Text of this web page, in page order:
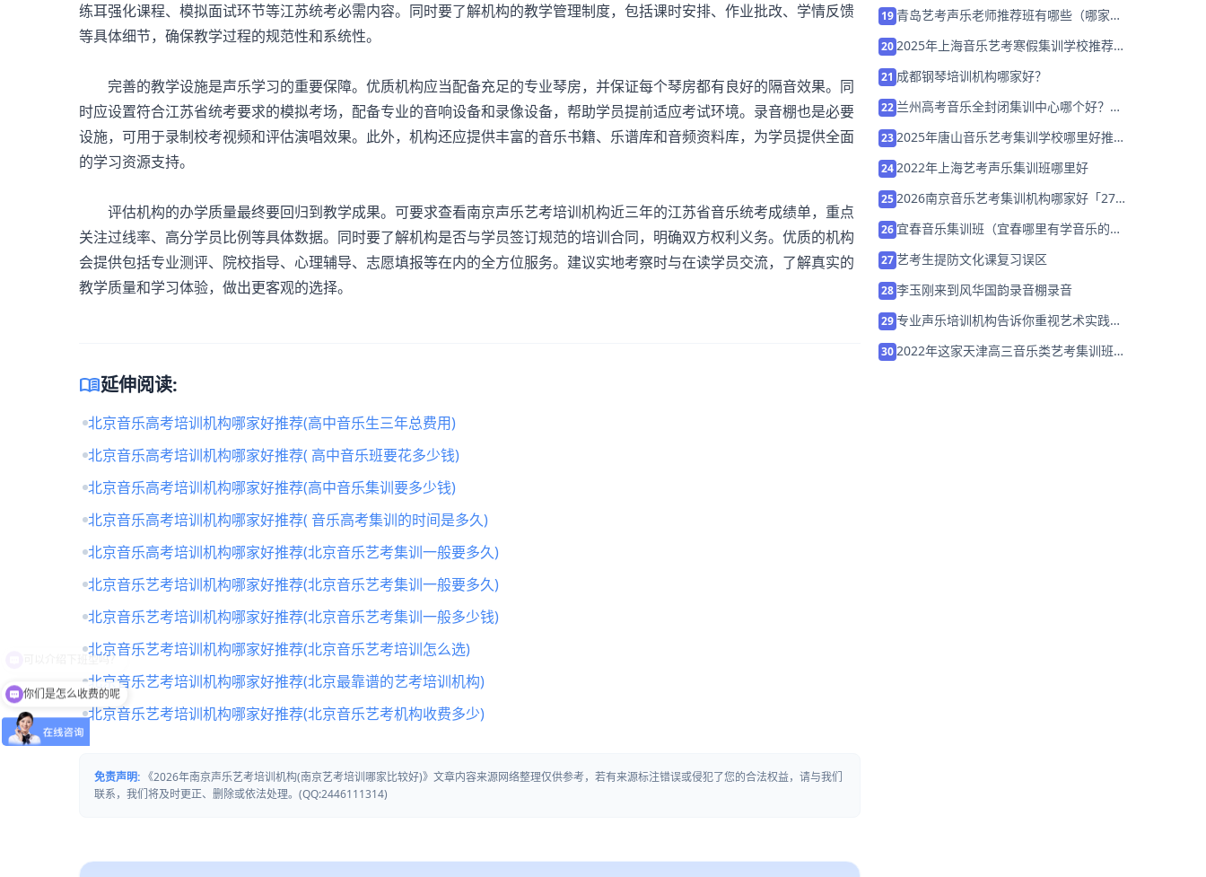
练耳强化课程、模拟面试环节等江苏统考必需内容。同时要了解机构的教学管理制度，包括课时安排、作业批改、学情反馈
等具体细节，确保教学过程的规范性和系统性。
完善的教学设施是声乐学习的重要保障。优质机构应当配备充足的专业琴房，并保证每个琴房都有良好的隔音效果。同
时应设置符合江苏省统考要求的模拟考场，配备专业的音响设备和录像设备，帮助学员提前适应考试环境。录音棚也是必要
设施，可用于录制校考视频和评估演唱效果。此外，机构还应提供丰富的音乐书籍、乐谱库和音频资料库，为学员提供全面
的学习资源支持。
评估机构的办学质量最终要回归到教学成果。可要求查看南京声乐艺考培训机构近三年的江苏省音乐统考成绩单，重点
关注过线率、高分学员比例等具体数据。同时要了解机构是否与学员签订规范的培训合同，明确双方权利义务。优质的机构
会提供包括专业测评、院校指导、心理辅导、志愿填报等在内的全方位服务。建议实地考察时与在读学员交流，了解真实的
教学质量和学习体验，做出更客观的选择。
menu_book延伸阅读:
北京音乐高考培训机构哪家好推荐(高中音乐生三年总费用)
北京音乐高考培训机构哪家好推荐( 高中音乐班要花多少钱)
北京音乐高考培训机构哪家好推荐(高中音乐集训要多少钱)
北京音乐高考培训机构哪家好推荐( 音乐高考集训的时间是多久)
北京音乐高考培训机构哪家好推荐(北京音乐艺考集训一般要多久)
北京音乐艺考培训机构哪家好推荐(北京音乐艺考集训一般要多久)
北京音乐艺考培训机构哪家好推荐(北京音乐艺考集训一般多少钱)
北京音乐艺考培训机构哪家好推荐(北京音乐艺考培训怎么选)
北京音乐艺考培训机构哪家好推荐(北京最靠谱的艺考培训机构)
北京音乐艺考培训机构哪家好推荐(北京音乐艺考机构收费多少)
免责声明: 《2026年南京声乐艺考培训机构(南京艺考培训哪家比较好)》文章内容来源网络整理仅供参考，若有来源标注错误或侵犯了您的合法权益，请与我们
联系，我们将及时更正、删除或依法处理。(QQ:2446111314)
19青岛艺考声乐老师推荐班有哪些（哪家
202025年上海音乐艺考寒假集训学校推荐
21 成都钢琴培训机构哪家好？
22 兰州高考音乐全封闭集训中心哪个好？该
232025年唐山音乐艺考集训学校哪里好推荐
242022年上海艺考声乐集训班哪里好
252026南京音乐艺考集训机构哪家好「27
26 宜春音乐集训班（宜春哪里有学音乐的地
27艺考生提防文化课复习误区
28李玉刚来到风华国韵录音棚录音
29专业声乐培训机构告诉你重视艺术实践在
302022年这家天津高三音乐类艺考集训班/
你们是怎么收费的呢